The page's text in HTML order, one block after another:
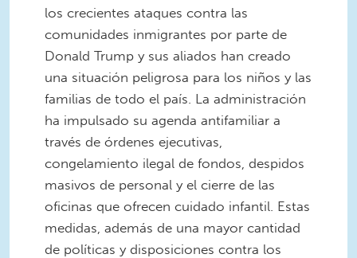
los crecientes ataques contra las
comunidades inmigrantes por parte de
Donald Trump y sus aliados han creado
una situación peligrosa para los niños y las
familias de todo el país. La administración
ha impulsado su agenda antifamiliar a
través de órdenes ejecutivas,
congelamiento ilegal de fondos, despidos
masivos de personal y el cierre de las
oficinas que ofrecen cuidado infantil. Estas
medidas, además de una mayor cantidad
de políticas y disposiciones contra los